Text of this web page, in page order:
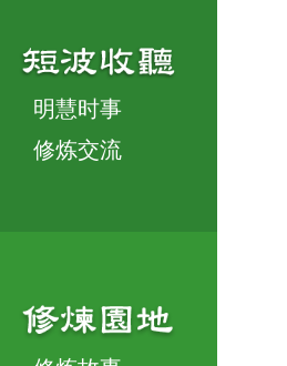
明慧时事
修炼交流